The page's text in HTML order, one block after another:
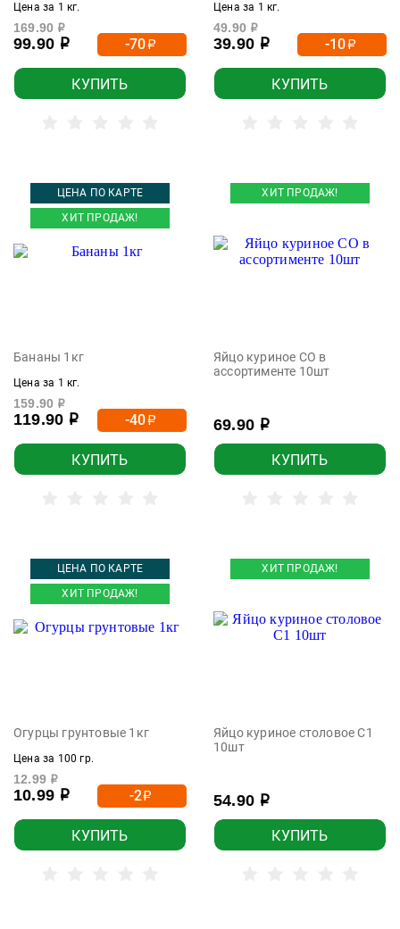
Цена за 1 кг.
169.90 р
99.90 р -70р
КУПИТЬ
Цена за 1 кг.
49.90 р
39.90 р -10р
КУПИТЬ
ЦЕНА ПО КАРТЕ
ХИТ ПРОДАЖ!
Бананы 1кг
Цена за 1 кг.
159.90 р
119.90 р -40р
КУПИТЬ
ХИТ ПРОДАЖ!
Яйцо куриное СО в
ассортименте 10шт
69.90 р
КУПИТЬ
ЦЕНА ПО КАРТЕ
ХИТ ПРОДАЖ!
Огурцы грунтовые 1кг
Цена за 100 гр.
12.99 р
10.99 р -2р
КУПИТЬ
ХИТ ПРОДАЖ!
Яйцо куриное столовое С1
10шт
54.90 р
КУПИТЬ